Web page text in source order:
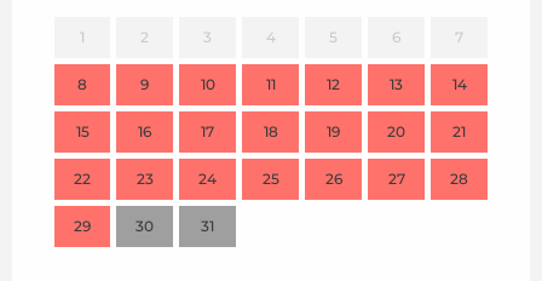
1 2 3 4 5 6 7
8 9 10 11 12 13 14
15 16 17 18 19 20 21
22 23 24 25 26 27 28
29 30 31